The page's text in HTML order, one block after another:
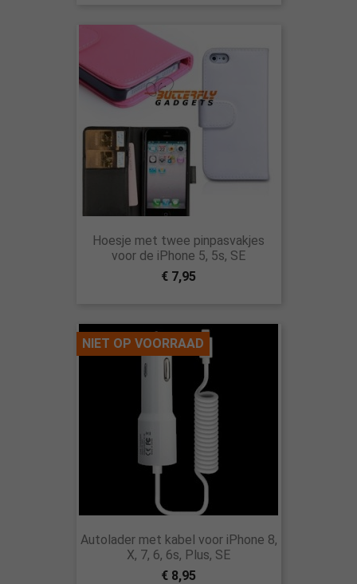
Hoesje met twee pinpasvakjes
voor de iPhone 5, 5s, SE
€ 7,95
Autolader met kabel voor iPhone 8,
X, 7, 6, 6s, Plus, SE
€ 8,95
NIET OP VOORRAAD